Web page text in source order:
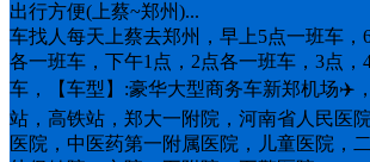
出行方便(上蔡~郑州)...
车找人每天上蔡去郑州，早上5点一班车，
各一班车，下午1点，2点各一班车，3点，
车，【车型】:豪华大型商务车新郑机场✈️
站，高铁站，郑大一附院，河南省人民医
医院，中医药第一附属医院，儿童医院，